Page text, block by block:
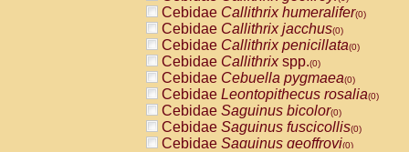
Cebidae Callithrix humeralifer(0)
Cebidae Callithrix jacchus(0)
Cebidae Callithrix penicillata(0)
Cebidae Callithrixspp.(0)
Cebidae Cebuella pygmaea(0)
Cebidae Leontopithecus rosalia(0)
Cebidae Saguinus bicolor(0)
Cebidae Saguinus fuscicollis(0)
Cebidae Saguinus geoffroyi(0)